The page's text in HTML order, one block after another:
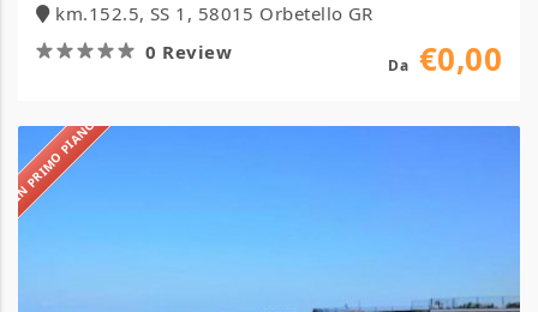
km.152.5, SS 1, 58015 Orbetello GR
0 Review
Da €0,00
IN PRIMO PIANO